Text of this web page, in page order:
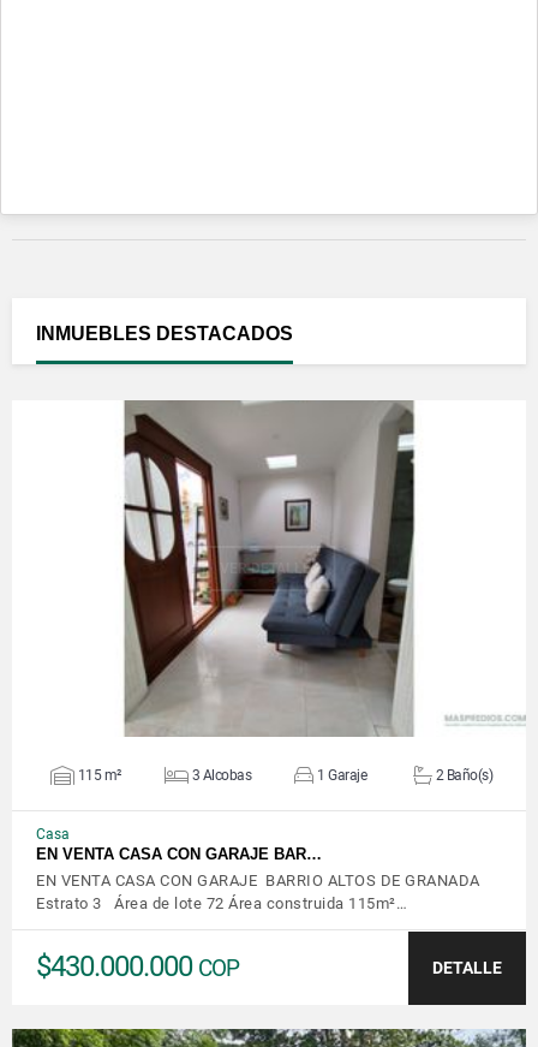
INMUEBLES DESTACADOS
VER DETALLES
115 m² 3 Alcobas 1 Garaje 2 Baño(s)
Casa
EN VENTA CASA CON GARAJE BAR…
EN VENTA CASA CON GARAJE BARRIO ALTOS DE GRANADA
Estrato 3 Área de lote 72 Área construida 115m²…
$430.000.000 COP DETALLE